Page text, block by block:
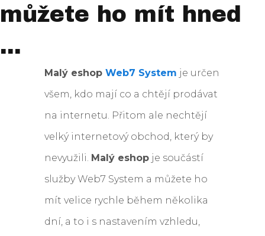
můžete ho mít hned
...
Malý eshop Web7 System je určen
všem, kdo mají co a chtějí prodávat
na internetu. Přitom ale nechtějí
velký internetový obchod, který by
nevyužili. Malý eshopje součástí
služby Web7 System a můžete ho
mít velice rychle během několika
dní, a to i s nastavením vzhledu,